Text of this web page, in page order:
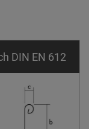
DIN EN 612